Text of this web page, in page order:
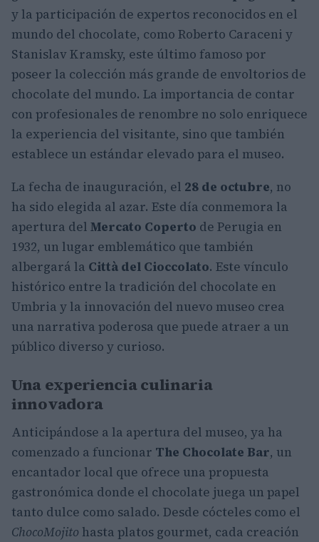
y la participación de expertos reconocidos en el
mundo del chocolate, como Roberto Caraceni y
Stanislav Kramsky, este último famoso por
poseer la colección más grande de envoltorios de
chocolate del mundo. La importancia de contar
con profesionales de renombre no solo enriquece
la experiencia del visitante, sino que también
establece un estándar elevado para el museo.
La fecha de inauguración, el 28 de octubre, no
ha sido elegida al azar. Este día conmemora la
apertura del Mercato Coperto de Perugia en
1932, un lugar emblemático que también
albergará la Città del Cioccolato. Este vínculo
histórico entre la tradición del chocolate en
Umbria y la innovación del nuevo museo crea
una narrativa poderosa que puede atraer a un
público diverso y curioso.
Una experiencia culinaria
innovadora
Anticipándose a la apertura del museo, ya ha
comenzado a funcionar The Chocolate Bar, un
encantador local que ofrece una propuesta
gastronómica donde el chocolate juega un papel
tanto dulce como salado. Desde cócteles como el
ChocoMojito hasta platos gourmet, cada creación